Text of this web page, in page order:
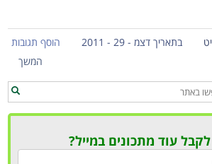
בתאריך דצמ - 29 - 2011
הוסף תגובות
המשך
עוד מתכונים במייל?